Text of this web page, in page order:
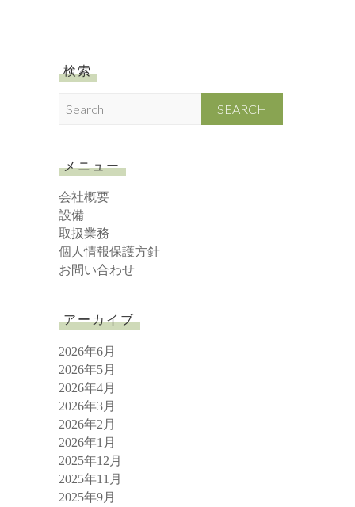
検索
c
h
メニュー
会社概要
設備
取扱業務
個人情報保護方針
お問い合わせ
アーカイブ
2026年6月
2026年5月
2026年4月
2026年3月
2026年2月
2026年1月
2025年12月
2025年11月
2025年9月